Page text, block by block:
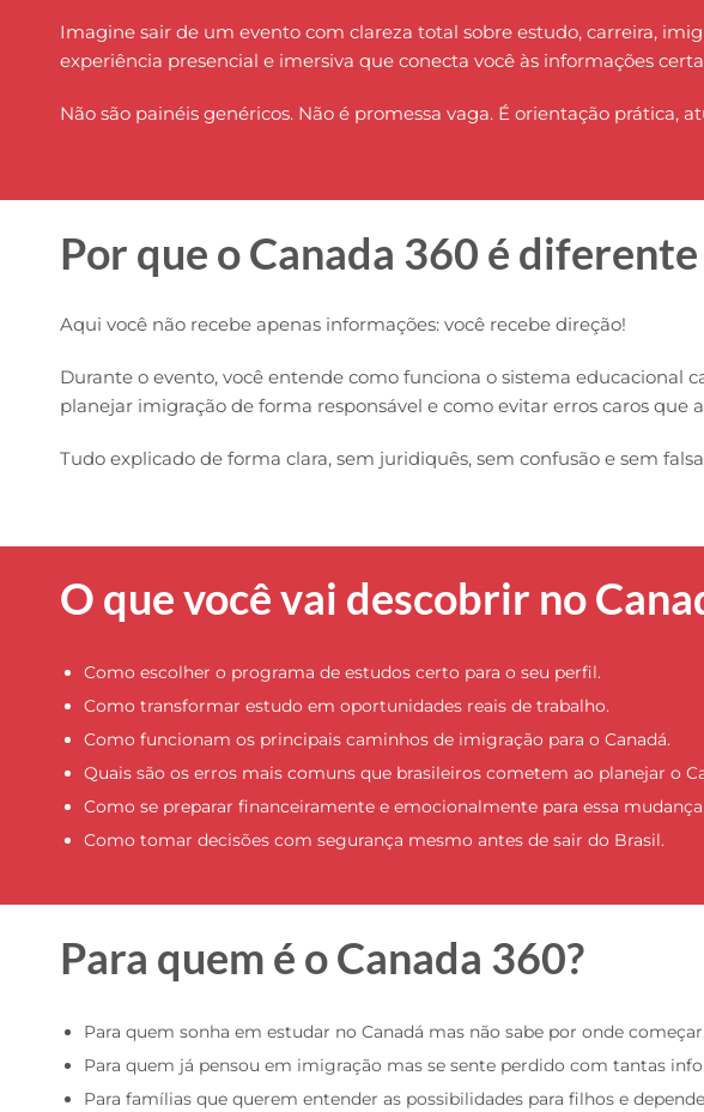
Imagine sair de um evento com clareza total sobre estudo, carreira,
experiência presencial e imersiva que conecta você às informações
Não são painéis genéricos. Não é promessa vaga. É orientação prática,
Por que o Canada 360 é
Aqui você não recebe apenas informações: você recebe direção!
Durante o evento, você entende como funciona o sistema educacional
planejar imigração de forma responsável e como evitar erros caros
Tudo explicado de forma clara, sem juridiquês, sem confusão e sem
O que você vai descobrir no
Como escolher o programa de estudos certo para o seu perfil.
Como transformar estudo em oportunidades reais de trabalho.
Como funcionam os principais caminhos de imigração para o Canadá.
Quais são os erros mais comuns que brasileiros cometem ao planejar o
Como se preparar financeiramente e emocionalmente para essa mudança.
Como tomar decisões com segurança mesmo antes de sair do Brasil.
Para quem é o Canada 360?
Para quem sonha em estudar no Canadá mas não sabe por onde começar.
Para quem já pensou em imigração mas se sente perdido com tantas
Para famílias que querem entender as possibilidades para filhos e